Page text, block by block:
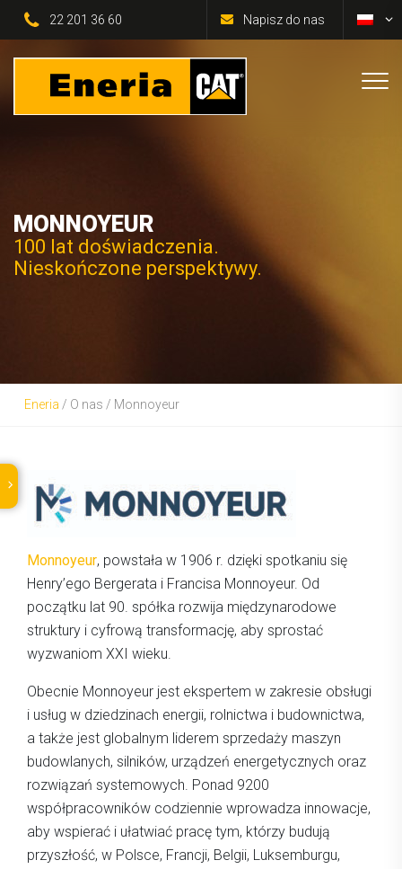
22 201 36 60 Napisz do nas
MONNOYEUR
100 lat doświadczenia.
Nieskończone perspektywy.
Eneria / O nas / Monnoyeur
Monnoyeur, powstała w 1906 r. dzięki spotkaniu się
Henry’ego Bergerata i Francisa Monnoyeur. Od
początku lat 90. spółka rozwija międzynarodowe
struktury i cyfrową transformację, aby sprostać
wyzwaniom XXI wieku.
Obecnie Monnoyeur jest ekspertem w zakresie obsługi
i usług w dziedzinach energii, rolnictwa i budownictwa,
a także jest globalnym liderem sprzedaży maszyn
budowlanych, silników, urządzeń energetycznych oraz
rozwiązań systemowych. Ponad 9200
współpracowników codziennie wprowadza innowacje,
aby wspierać i ułatwiać pracę tym, którzy budują
przyszłość, w Polsce, Francji, Belgii, Luksemburgu,